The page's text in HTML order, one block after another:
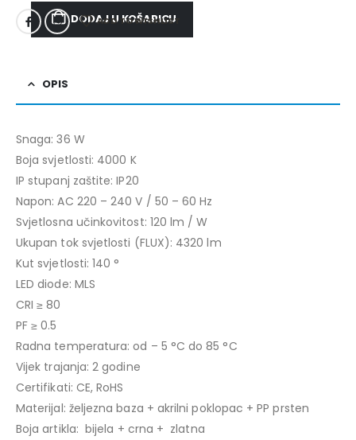
DODAJ U KOŠARICU
ADD TO WISHLIST
OPIS
Snaga: 36 W
Boja svjetlosti: 4000 K
IP stupanj zaštite: IP20
Napon: AC 220 – 240 V / 50 – 60 Hz
Svjetlosna učinkovitost: 120 lm / W
Ukupan tok svjetlosti (FLUX): 4320 lm
Kut svjetlosti: 140 °
LED diode: MLS
CRI ≥ 80
PF ≥ 0.5
Radna temperatura: od – 5 °C do 85 °C
Vijek trajanja: 2 godine
Certifikati: CE, RoHS
Materijal: željezna baza + akrilni poklopac + PP prsten
Boja artikla: bijela + crna + zlatna